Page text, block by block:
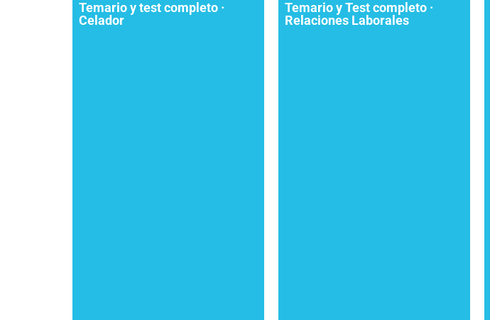
Temario y test completo ·
Celador
Temario y Test completo ·
Relaciones Laborales